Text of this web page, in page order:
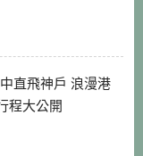
直飛神戶 浪漫港
程大公開